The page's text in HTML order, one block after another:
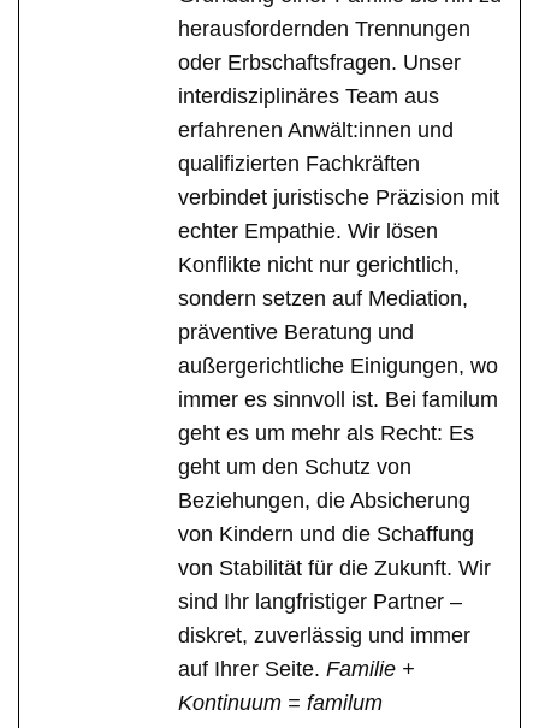
herausfordernden Trennungen
oder Erbschaftsfragen. Unser
interdisziplinäres Team aus
erfahrenen Anwält:innen und
qualifizierten Fachkräften
verbindet juristische Präzision mit
echter Empathie. Wir lösen
Konflikte nicht nur gerichtlich,
sondern setzen auf Mediation,
präventive Beratung und
außergerichtliche Einigungen, wo
immer es sinnvoll ist. Bei familum
geht es um mehr als Recht: Es
geht um den Schutz von
Beziehungen, die Absicherung
von Kindern und die Schaffung
von Stabilität für die Zukunft. Wir
sind Ihr langfristiger Partner –
diskret, zuverlässig und immer
auf Ihrer Seite. Familie +
Kontinuum = familum